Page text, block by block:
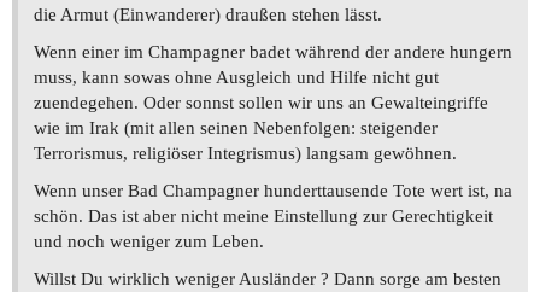
die Armut (Einwanderer) draußen stehen lässt.
Wenn einer im Champagner badet während der andere hungern
muss, kann sowas ohne Ausgleich und Hilfe nicht gut
zuendegehen. Oder sonnst sollen wir uns an Gewalteingriffe
wie im Irak (mit allen seinen Nebenfolgen: steigender
Terrorismus, religiöser Integrismus) langsam gewöhnen.
Wenn unser Bad Champagner hunderttausende Tote wert ist, na
schön. Das ist aber nicht meine Einstellung zur Gerechtigkeit
und noch weniger zum Leben.
Willst Du wirklich weniger Ausländer ? Dann sorge am besten